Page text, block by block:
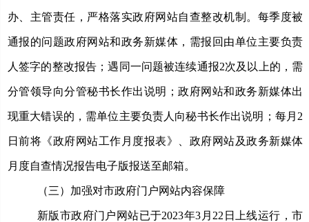
办、主管责任，严格落实政府网站自查整改机制。每季度被
通报的问题政府网站和政务新媒体，需报回由单位主要负责
人签字的整改报告；遇同一问题被连续通报2次及以上的， 需
分管领导向分管秘书长作出说明；政府网站和政务新媒体出
现重大错误的， 需单位主要负责人向秘书长作出说明；每月2
日前将《政府网站工作月度报表》、政府网站及政务新媒体
月度自查情况报告电子版报送至邮箱。
（三）加强对市政府门户网站内容保障
新版市政府门户网站已于2023年3月22日上线运行，市